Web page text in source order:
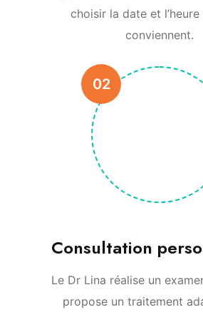
choisir la date et
conviennent.
02
Consultation
Le Dr Lina réalise un
propose un traitement